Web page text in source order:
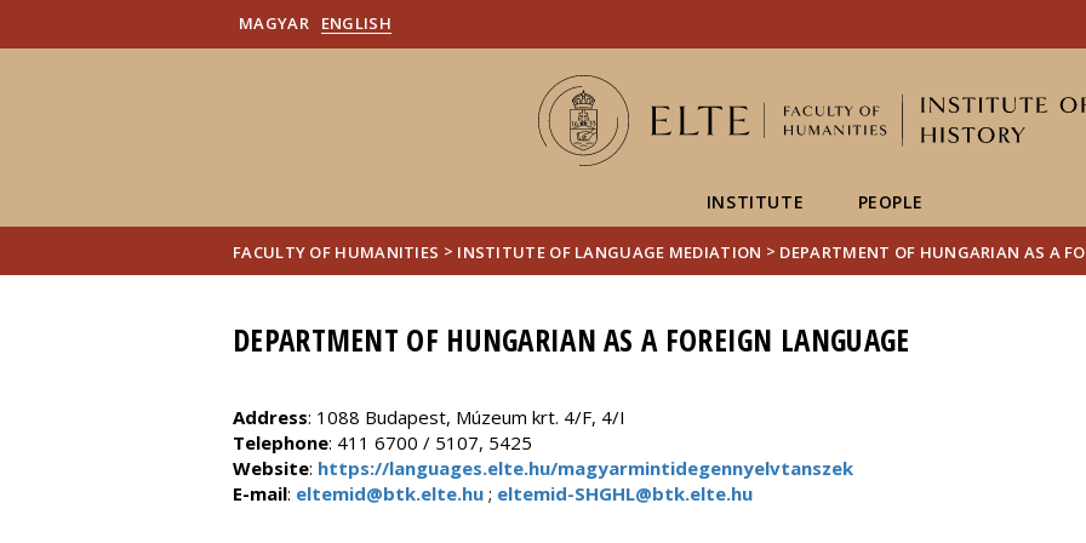
MAGYAR ENGLISH
INSTITUTE PEOPLE
FACULTY OF HUMANITIES > INSTITUTE OF LANGUAGE MEDIATION > DEPARTMENT OF HUNGARIAN AS A
DEPARTMENT OF HUNGARIAN AS A FOREIGN LANGUAGE
Address: 1088 Budapest, Múzeum krt. 4/F, 4/I
Telephone: 411 6700 / 5107, 5425
Website: https://languages.elte.hu/magyarmintidegennyelvtanszek
E-mail: eltemid@btk.elte.hu ; eltemid-SHGHL@btk.elte.hu